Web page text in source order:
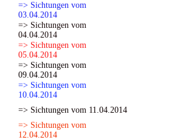
=> Sichtungen vom
03.04.2014
=> Sichtungen vom
04.04.2014
=> Sichtungen vom
05.04.2014
=> Sichtungen vom
09.04.2014
=> Sichtungen vom
10.04.2014
=> Sichtungen vom 11.04.2014
=> Sichtungen vom
12.04.2014